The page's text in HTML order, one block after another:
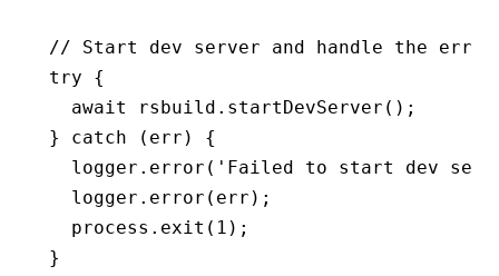
// Start dev server and handle the error
try {
  await
rsbuild .startDevServer ();
} catch (err) {
  logger
.error ( 'Failed to start dev
  logger
.error (err);
  process
.exit ( 1 );
}